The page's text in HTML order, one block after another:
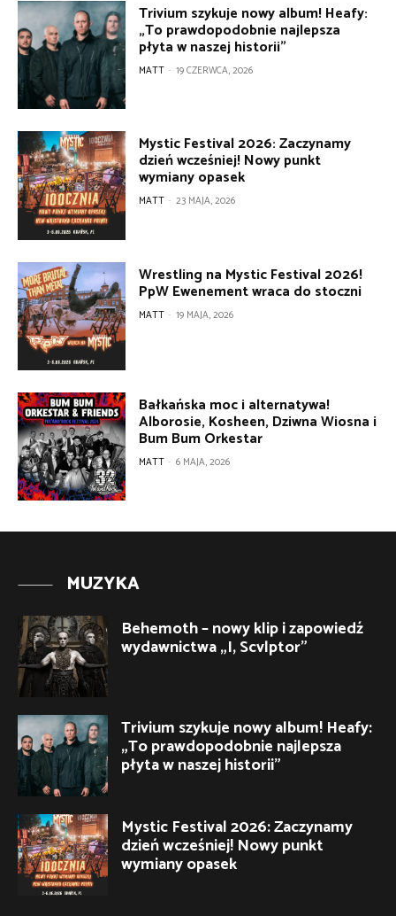
Trivium szykuje nowy album! Heafy:
„To prawdopodobnie najlepsza
płyta w naszej historii”
MATT - 19 CZERWCA, 2026
Mystic Festival 2026: Zaczynamy
dzień wcześniej! Nowy punkt
wymiany opasek
MATT - 23 MAJA, 2026
Wrestling na Mystic Festival 2026!
PpW Ewenement wraca do stoczni
MATT - 19 MAJA, 2026
Bałkańska moc i alternatywa!
Alborosie, Kosheen, Dziwna Wiosna i
Bum Bum Orkestar
MATT - 6 MAJA, 2026
MUZYKA
Behemoth – nowy klip i zapowiedź
wydawnictwa „I, Scvlptor”
Trivium szykuje nowy album! Heafy:
„To prawdopodobnie najlepsza
płyta w naszej historii”
Mystic Festival 2026: Zaczynamy
dzień wcześniej! Nowy punkt
wymiany opasek